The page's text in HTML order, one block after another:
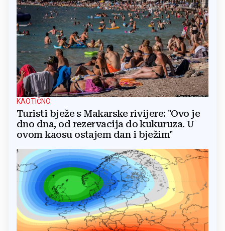
KAOTIČNO
Turisti bježe s Makarske rivijere: "Ovo je
dno dna, od rezervacija do kukuruza. U
ovom kaosu ostajem dan i bježim"